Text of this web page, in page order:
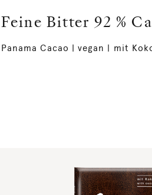
Feine Bitter 92 %
Panama Cacao | vegan | mit